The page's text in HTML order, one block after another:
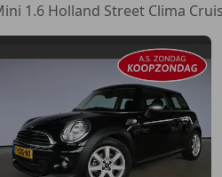
1.6 Holland Street Clima